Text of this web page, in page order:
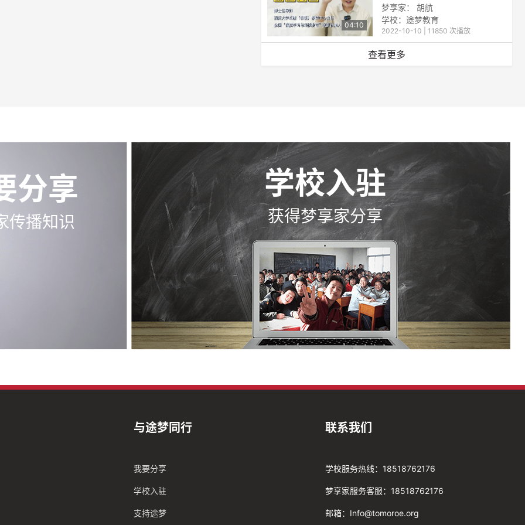
04:10
梦享家： 胡航
学校： 途梦教育
2022-10-10 | 11850 次播放
查看更多
分享
传播知识
学校入驻
获得梦享家分享
与途梦同行
我要分享
学校入驻
支持途梦
联系我们
学校服务热线：18518762176
梦享家服务客服：18518762176
邮箱：Info@tomoroe.org